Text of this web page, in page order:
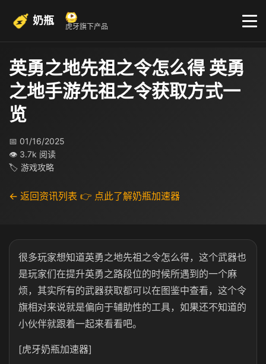
奶瓶 虎牙旗下产品
英勇之地先祖之令怎么得 英勇
之地手游先祖之令获取方式一
览
📅 01/16/2025
👁 3.7k 阅读
🏷 游戏攻略
← 返回资讯列表 👉 点此了解奶瓶加速器
很多玩家想知道英勇之地先祖之令怎么得，这个武器也
是玩家们在提升英勇之路段位的时候所遇到的一个麻
烦，其实所有的武器获取都可以在图鉴中查看，这个令
旗相对来说就是偏向于辅助性的工具，如果还不知道的
小伙伴就跟着一起来看看吧。
[虎牙奶瓶加速器]